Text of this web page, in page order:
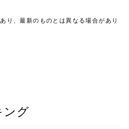
り、最新のものとは異なる場合があり
ング